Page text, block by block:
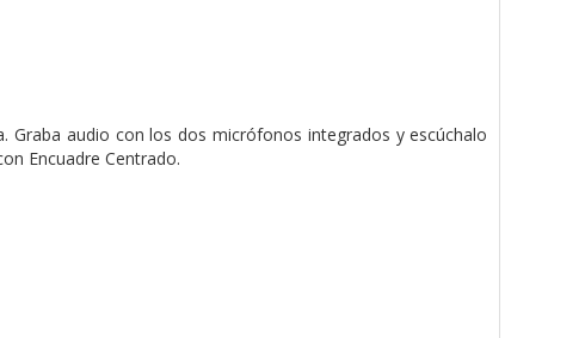
audio con los dos micrófonos integrados y escúchalo
Encuadre Centrado.